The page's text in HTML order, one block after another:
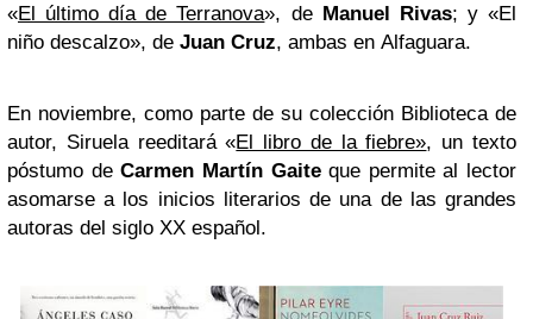
«El último día de Terranova», de Manuel Rivas; y «El
niño descalzo», de Juan Cruz, ambas en Alfaguara.
En noviembre, como parte de su colección Biblioteca de
autor, Siruela reeditará «El libro de la fiebre», un texto
póstumo deCarmen Martín Gaiteque permite al lector
asomarse a los inicios literarios de una de las grandes
autoras del siglo XX español.